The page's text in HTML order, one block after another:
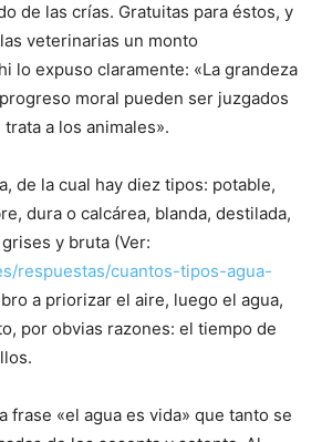
de las crías. Gratuitas para éstos, y
veterinarias un monto
lo expuso claramente: «La grandeza
moral pueden ser juzgados
a los animales».
de la cual hay diez tipos: potable,
dura o calcárea, blanda, destilada,
y bruta (Ver:
respuestas/cuantos-tipos-agua-
a priorizar el aire, luego el agua,
por obvias razones: el tiempo de
frase «el agua es vida» que tanto se